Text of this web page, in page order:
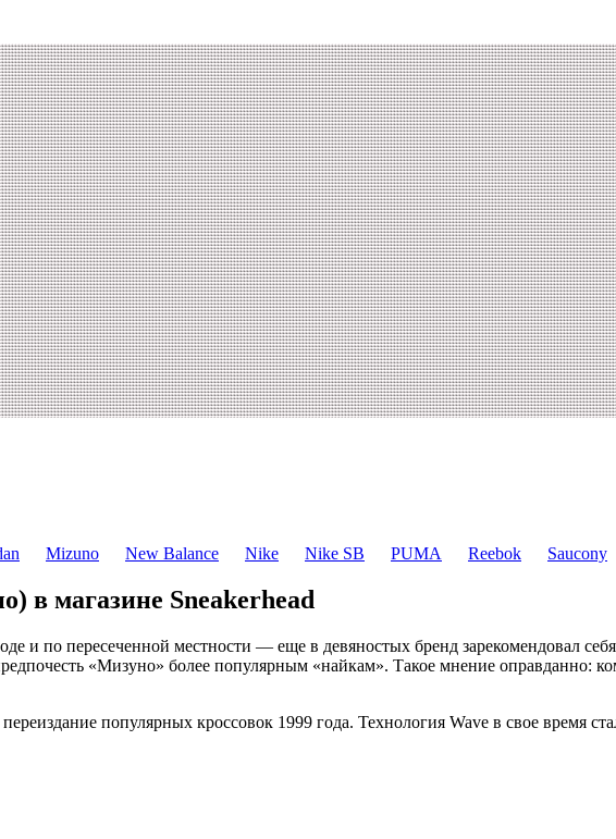
Mizuno New Balance Nike Nike SB PUMA Reebok Saucony
в магазине Sneakerhead
и по пересеченной местности — еще в девяностых бренд зарекомендовал
«Мизуно» более популярным «найкам». Такое мнение оправданно:
популярных кроссовок 1999 года. Технология Wave в свое время